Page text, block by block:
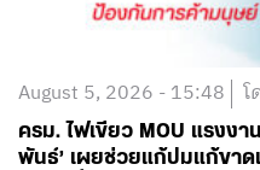
August 5, 2026 - 15:48 โ
ครม. ไฟเขียว MOU แรงงา
พันธ์’ เผยช่วยแก้ปมแก้ขา